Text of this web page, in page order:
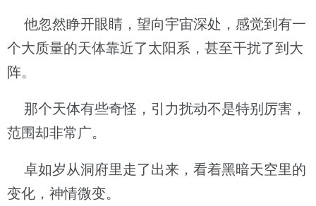
他忽然睁开眼睛，望向宇宙深处，感觉到有一
个大质量的天体靠近了太阳系，甚至干扰了到大
阵。
那个天体有些奇怪，引力扰动不是特别厉害，
范围却非常广。
卓如岁从洞府里走了出来，看着黑暗天空里的
变化，神情微变。